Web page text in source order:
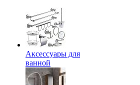
Аксессуары для
ванной